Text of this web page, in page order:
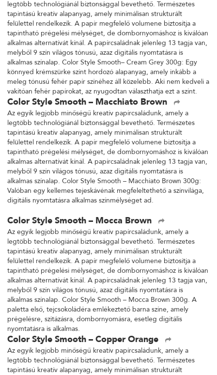
legtöbb technológiánál biztonsággal bevethető. Természetes
tapintású kreatív alapanyag, amely minimálisan strukturált
felülettel rendelkezik. A papír megfelelő volumene biztosítja a
tapintható prégelési mélységet, de dombornyomáshoz is kiválóan
alkalmas alternatívát kínál. A papírcsaládnak jelenleg 13 tagja van,
melyből 9 szín világos tónusú, azaz digitális nyomtatásra is
alkalmas színalap. Color Style Smooth– Cream Grey 300g: Egy
könnyed krémszürke színt hordozó alapanyag, amely inkább a
meleg tónusú fehér papír színéhez áll közelebb. Aki nem kedveli a
vakítóan fehér papírokat, az nyugodtan választhatja ezt a színt.
Color Style Smooth – Macchiato Brown
Az egyik legjobb minőségű kreatív papírcsaládunk, amely a
legtöbb technológiánál biztonsággal bevethető. Természetes
tapintású kreatív alapanyag, amely minimálisan strukturált
felülettel rendelkezik. A papír megfelelő volumene biztosítja a
tapintható prégelési mélységet, de dombornyomáshoz is kiválóan
alkalmas alternatívát kínál. A papírcsaládnak jelenleg 13 tagja van,
melyből 9 szín világos tónusú, azaz digitális nyomtatásra is
alkalmas színalap. Color Style Smooth – Macchiato Brown 300g:
Valóban egy kellemes tejeskávénak megfeleltethető a színvilága,
digitális nyomtatásra alkalmas színmélységet ad.
Color Style Smooth – Mocca Brown
Az egyik legjobb minőségű kreatív papírcsaládunk, amely a
legtöbb technológiánál biztonsággal bevethető. Természetes
tapintású kreatív alapanyag, amely minimálisan strukturált
felülettel rendelkezik. A papír megfelelő volumene biztosítja a
tapintható prégelési mélységet, de dombornyomáshoz is kiválóan
alkalmas alternatívát kínál. A papírcsaládnak jelenleg 13 tagja van,
melyből 9 szín világos tónusú, azaz digitális nyomtatásra is
alkalmas színalap. Color Style Smooth – Mocca Brown 300g. A
paletta első, tejcsokoládéra emlékeztető barna színe, amely
prégelésre, szitázásra, dombornyomásra, esetleg digitális
nyomtatásra is alkalmas.
Color Style Smooth – Copper Orange
Az egyik legjobb minőségű kreatív papírcsaládunk, amely a
legtöbb technológiánál biztonsággal bevethető. Természetes
tapintású kreatív alapanyag, amely minimálisan strukturált